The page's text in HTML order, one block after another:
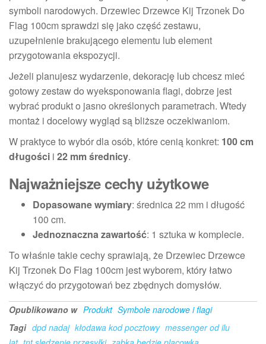
symboli narodowych. Drzewiec Drzewce Kij Trzonek Do
Flag 100cm sprawdzi się jako część zestawu,
uzupełnienie brakującego elementu lub element
przygotowania ekspozycji.
Jeżeli planujesz wydarzenie, dekorację lub chcesz mieć
gotowy zestaw do wyeksponowania flagi, dobrze jest
wybrać produkt o jasno określonych parametrach. Wtedy
montaż i docelowy wygląd są bliższe oczekiwaniom.
W praktyce to wybór dla osób, które cenią konkret: 100 cm
długości i 22 mm średnicy.
Najważniejsze cechy użytkowe
Dopasowane wymiary: średnica 22 mm i długość
100 cm.
Jednoznaczna zawartość: 1 sztuka w komplecie.
To właśnie takie cechy sprawiają, że Drzewiec Drzewce
Kij Trzonek Do Flag 100cm jest wyborem, który łatwo
włączyć do przygotowań bez zbędnych domysłów.
Opublikowano w Produkt Symbole narodowe i flagi
Tagi dpd nadaj kłodawa kod pocztowy messenger od ilu